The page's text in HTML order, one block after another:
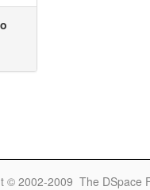
© 2002-2009 The DSpace